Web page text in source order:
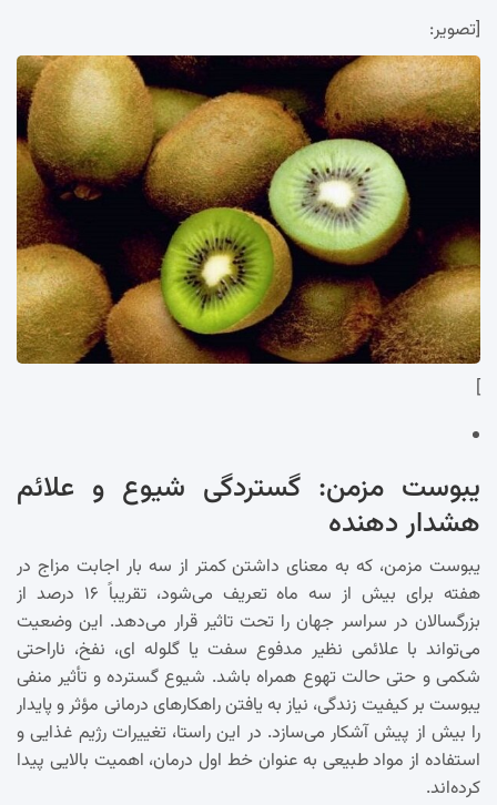
[تصویر:
]
یبوست مزمن: گستردگی شیوع و علائم
هشدار دهنده
یبوست مزمن، که به معنای داشتن کمتر از سه بار اجابت مزاج در
هفته برای بیش از سه ماه تعریف می‌شود، تقریباً ۱۶ درصد از
بزرگسالان در سراسر جهان را تحت تاثیر قرار می‌دهد. این وضعیت
می‌تواند با علائمی نظیر مدفوع سفت یا گلوله ای، نفخ، ناراحتی
شکمی و حتی حالت تهوع همراه باشد. شیوع گسترده و تأثیر منفی
یبوست بر کیفیت زندگی، نیاز به یافتن راهکارهای درمانی مؤثر و پایدار
را بیش از پیش آشکار می‌سازد. در این راستا، تغییرات رژیم غذایی و
استفاده از مواد طبیعی به عنوان خط اول درمان، اهمیت بالایی پیدا
کرده‌اند.